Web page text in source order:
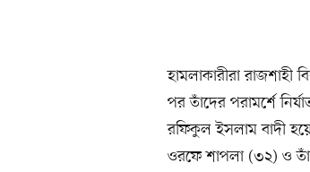
হামলাকারীরা রাজশাহী
পর তাঁদের পরামর্শে
রফিকুল ইসলাম বাদী হয়ে
ওরফে শাপলা (৩২) ও